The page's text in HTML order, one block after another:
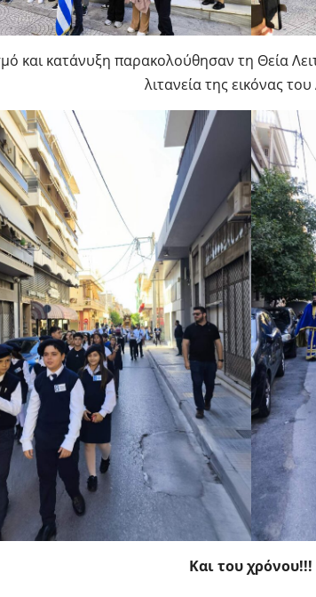
και κατάνυξη παρακολούθησαν τη Θεία
λιτανεία της εικόνας του
Και του χρόνου!!!